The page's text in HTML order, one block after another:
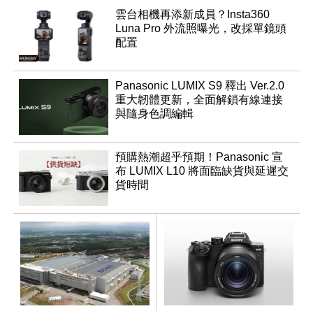
雲台相機再添新成員？Insta360
Luna Pro 外流照曝光，改採單鏡頭
配置
Panasonic LUMIX S9 釋出 Ver.2.0
重大韌體更新，全面解鎖有線連接
與隨身色調編輯
預購熱潮超乎預期！Panasonic 宣
布 LUMIX L10 將面臨缺貨與延遲交
貨時間